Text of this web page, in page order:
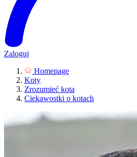
Zaloguj
Homepage
Koty
Zrozumieć kota
Ciekawostki o kotach